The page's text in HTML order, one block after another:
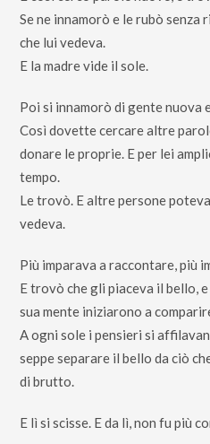
Se ne innamorò e le rubò senza
che lui vedeva.
E la madre vide il sole.
Poi si innamorò di gente nuova
Così dovette cercare altre
donare le proprie. E per lei
tempo.
Le trovò. E altre persone
vedeva.
Più imparava a raccontare, più
E trovò che gli piaceva il bello,
sua mente iniziarono a
A ogni sole i pensieri si
seppe separare il bello da ciò
di brutto.
E lì si scisse. E da lì, non fu più